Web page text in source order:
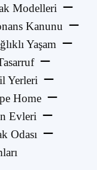
Modelleri
Kanunu
Yaşam
Yerleri
Home
Evleri
Odası